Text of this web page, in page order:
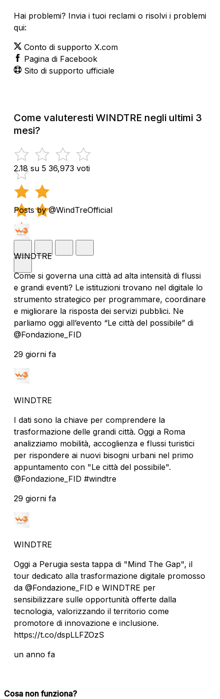
Hai problemi? Invia i tuoi reclami o risolvi i problemi
qui:
Conto di supporto X.com
Pagina di Facebook
Sito di supporto ufficiale
Come valuteresti WINDTRE negli ultimi 3
mesi?
2.18 su 5 36,973 voti
Posts by @WindTreOfficial
WINDTRE
Come si governa una città ad alta intensità di flussi
e grandi eventi? Le istituzioni trovano nel digitale lo
strumento strategico per programmare, coordinare
e migliorare la risposta dei servizi pubblici. Ne
parliamo oggi all’evento “Le città del possibile” di
@Fondazione_FID
29 giorni fa
WINDTRE
I dati sono la chiave per comprendere la
trasformazione delle grandi città. Oggi a Roma
analizziamo mobilità, accoglienza e flussi turistici
per rispondere ai nuovi bisogni urbani nel primo
appuntamento con "Le città del possibile".
@Fondazione_FID #windtre
29 giorni fa
WINDTRE
Oggi a Perugia sesta tappa di "Mind The Gap", il
tour dedicato alla trasformazione digitale promosso
da @Fondazione_FID e WINDTRE per
sensibilizzare sulle opportunità offerte dalla
tecnologia, valorizzando il territorio come
promotore di innovazione e inclusione.
https://t.co/dspLLFZOzS
un anno fa
Cosa non funziona?